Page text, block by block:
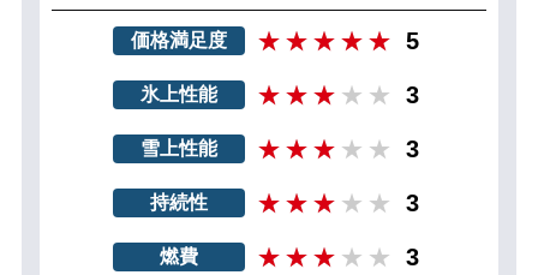
価格満足度 5
氷上性能 3
雪上性能 3
持続性 3
燃費 3